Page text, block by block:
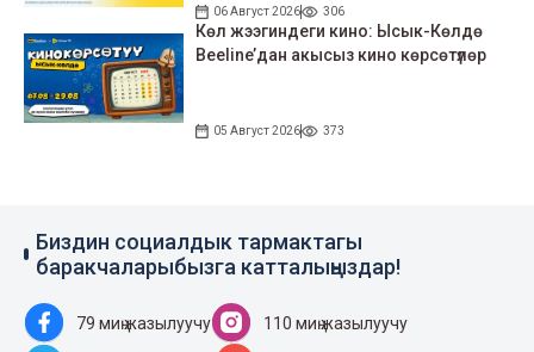
06 Август 2026 306
Көл жээгиндеги кино: Ысык-Көлдө
Beeline’дан акысыз кино көрсөтүлөр
05 Август 2026 373
Биздин социалдык тармактагы
баракчаларыбызга катталыңыздар!
79 миң жазылуучу 110 миң жазылуучу